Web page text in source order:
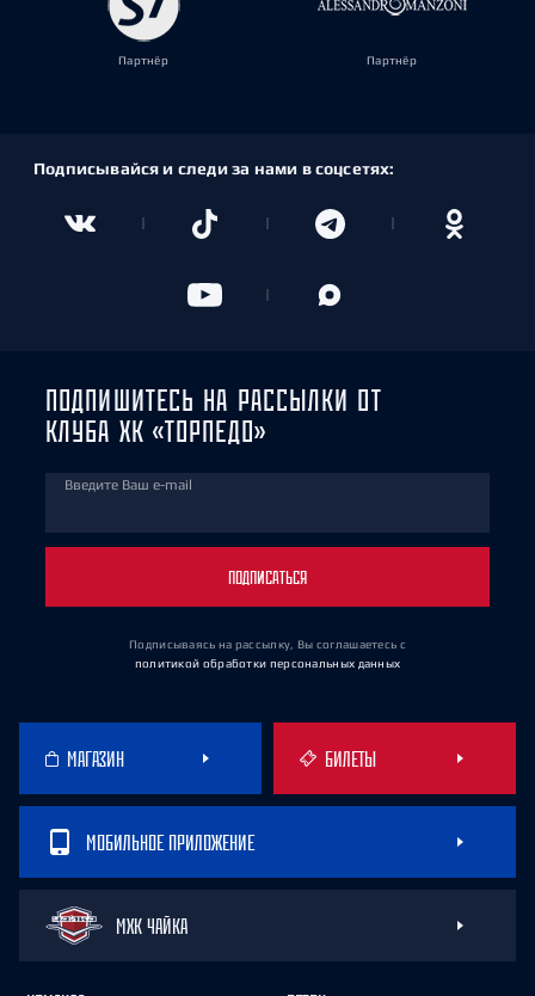
Партнёр Партнёр
Подписывайся и следи за нами в соцсетях:
ПОДПИШИТЕСЬ НА РАССЫЛКИ ОТ
КЛУБА ХК «ТОРПЕДО»
Введите Ваш e-mail
ПОДПИСАТЬСЯ
Подписываясь на рассылку, Вы соглашаетесь с
политикой обработки персональных данных
МАГАЗИН БИЛЕТЫ
МОБИЛЬНОЕ ПРИЛОЖЕНИЕ
МХК ЧАЙКА